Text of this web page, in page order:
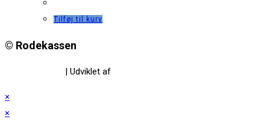
Tilføj til kurv
© Rodekassen
| Udviklet af
×
×